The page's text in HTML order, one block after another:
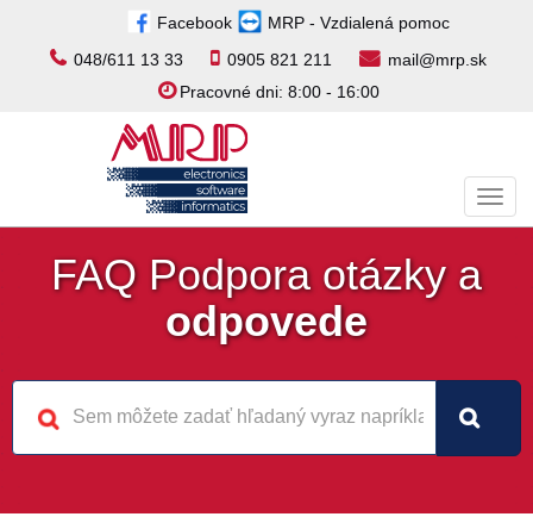
Facebook
MRP - Vzdialená pomoc
048/611 13 33
0905 821 211
mail@mrp.sk
Pracovné dni: 8:00 - 16:00
FAQ Podpora otázky a
odpovede